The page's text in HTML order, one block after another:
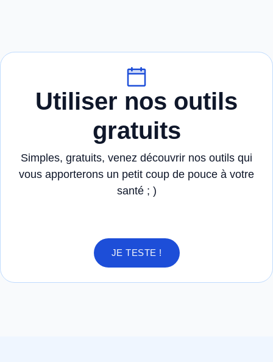
Utiliser nos outils
gratuits
Simples, gratuits, venez découvrir nos outils qui
vous apporterons un petit coup de pouce à votre
santé ; )
JE TESTE !